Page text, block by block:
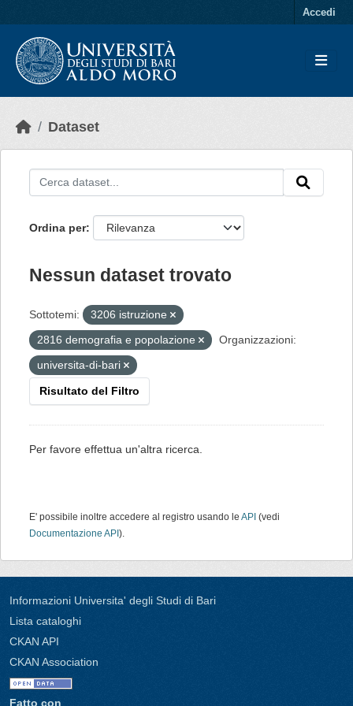
Accedi
Dataset
Ordina per
Nessun dataset trovato
Sottotemi:
3206 istruzione
2816 demografia e popolazione
Organizzazioni:
universita-di-bari
Risultato del Filtro
Per favore effettua un'altra ricerca.
E' possibile inoltre accedere al registro usando le API (vedi
Documentazione API ).
Informazioni Universita' degli Studi di Bari
Lista cataloghi
CKAN API
CKAN Association
Fatto con